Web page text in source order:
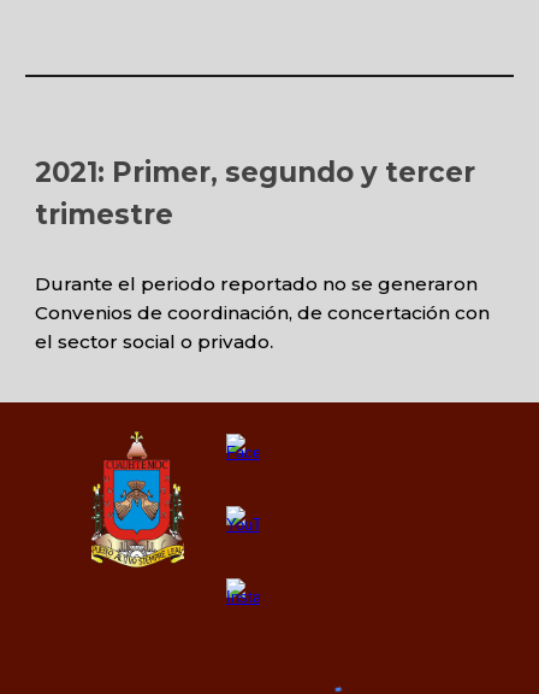
2021: Primer, segundo y tercer
trimestre
Durante el periodo reportado no se generaron
Convenios de coordinación, de concertación con
el sector social o privado.